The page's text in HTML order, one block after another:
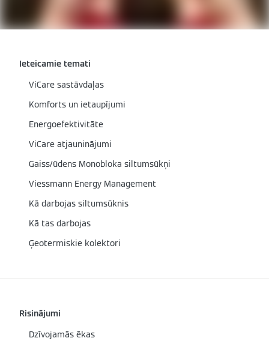
Ieteicamie temati
ViCare sastāvdaļas
Komforts un ietaupījumi
Energoefektivitāte
ViCare atjauninājumi
Gaiss/ūdens Monobloka siltumsūkņi
Viessmann Energy Management
Kā darbojas siltumsūknis
Kā tas darbojas
Ģeotermiskie kolektori
Risinājumi
Dzīvojamās ēkas